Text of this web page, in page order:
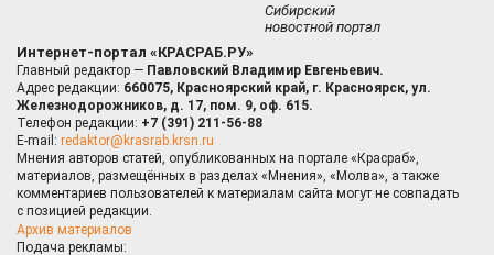
Сибирский
новостной портал
Интернет-портал «КРАСРАБ.РУ»
Главный редактор — Павловский Владимир Евгеньевич.
Адрес редакции: 660075, Красноярский край, г. Красноярск, ул.
Железнодорожников, д. 17, пом. 9, оф. 615.
Телефон редакции: +7 (391) 211-56-88
E-mail: redaktor@krasrab.krsn.ru
Мнения авторов статей, опубликованных на портале «Красраб»,
материалов, размещённых в разделах «Мнения», «Молва», а также
комментариев пользователей к материалам сайта могут не совпадать
с позицией редакции.
Архив материалов
Подача рекламы: